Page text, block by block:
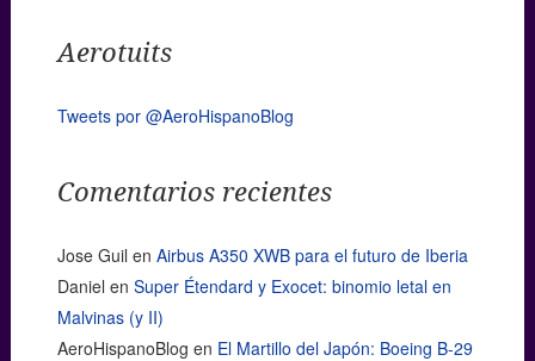
Aerotuits
Tweets por @AeroHispanoBlog
Comentarios recientes
Jose Guil en Airbus A350 XWB para el futuro de Iberia
Daniel en Super Étendard y Exocet: binomio letal en
Malvinas (y II)
AeroHispanoBlog en El Martillo del Japón: Boeing B-29